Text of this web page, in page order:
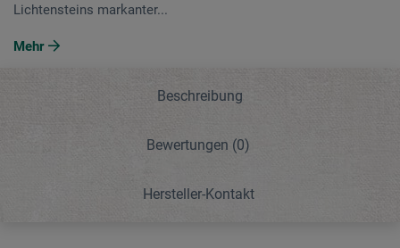
Lichtensteins markanter...
Mehr
Beschreibung
Bewertungen (0)
Hersteller-Kontakt